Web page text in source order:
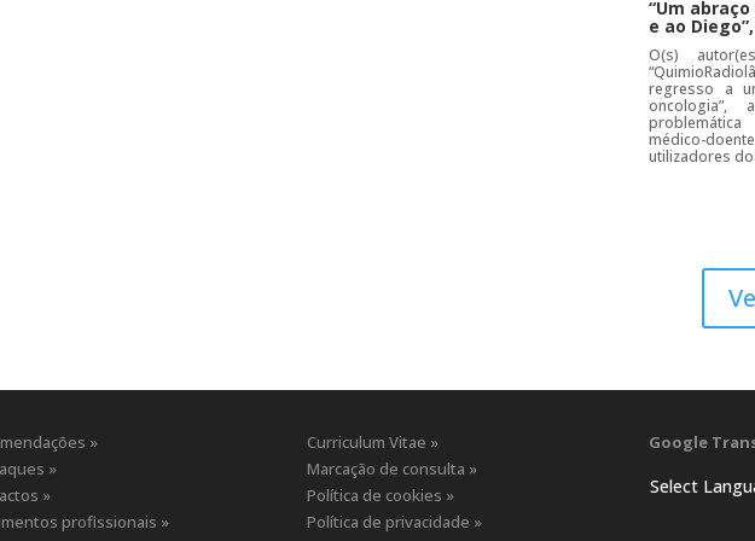
“Um
e ao
O(s)
regresso a
oncologia”,
médico-
utilizadores
»
»
»
profissionais »
Curriculum Vitae »
Marcação de consulta »
Política de cookies »
Política de privacidade »
Google
Select